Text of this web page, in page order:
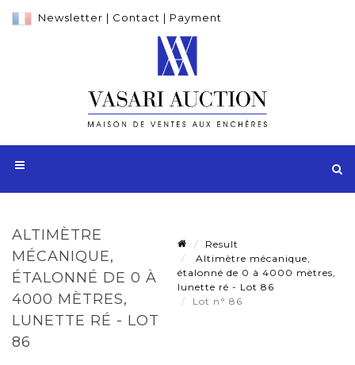
Newsletter | Contact | Payment
ALTIMÈTRE
MÉCANIQUE,
ÉTALONNÉ DE 0 À
4000 MÈTRES,
LUNETTE RÉ - LOT
86
Result
Altimètre mécanique,
étalonné de 0 à 4000 mètres,
lunette ré - Lot 86
Lot n° 86